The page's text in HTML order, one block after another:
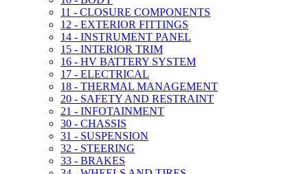
11 - CLOSURE COMPONENTS
12 - EXTERIOR FITTINGS
14 - INSTRUMENT PANEL
15 - INTERIOR TRIM
16 - HV BATTERY SYSTEM
17 - ELECTRICAL
18 - THERMAL MANAGEMENT
20 - SAFETY AND RESTRAINT
21 - INFOTAINMENT
30 - CHASSIS
31 - SUSPENSION
32 - STEERING
33 - BRAKES